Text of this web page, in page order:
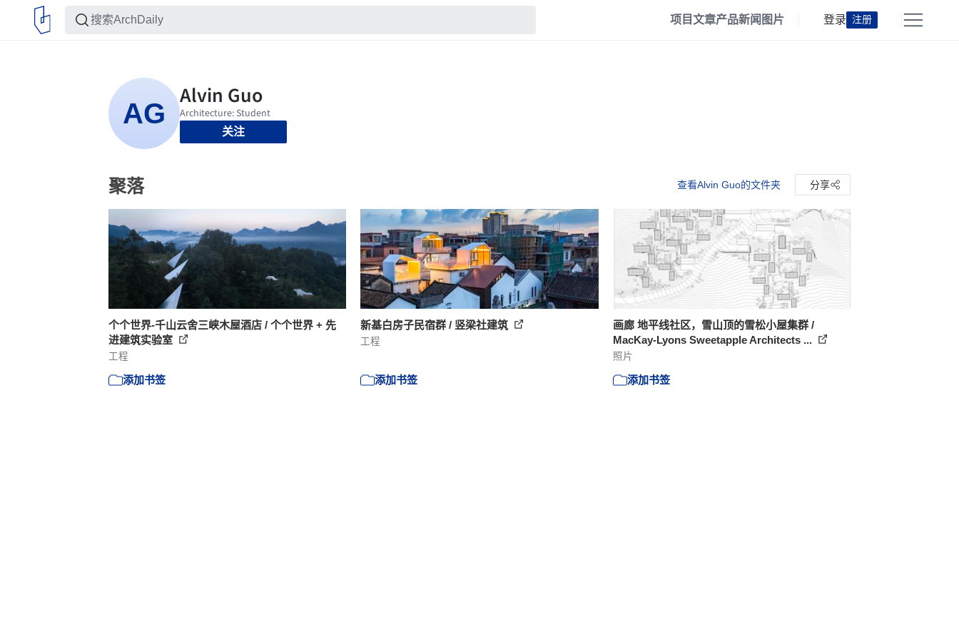
项目文章产品新闻 图片 登录 注册
关注
聚落 查看Alvin Guo的文件夹 分享
个个世界-千山云舍三峡木屋酒店 / 个个世界 + 先
进建筑实验室
工程
添加书签
新基白房子民宿群 / 竖梁社建筑
工程
添加书签
画廊 地平线社区，雪山顶的雪松小屋集群 /
MacKay-Lyons Sweetapple Architects ...
照片
添加书签